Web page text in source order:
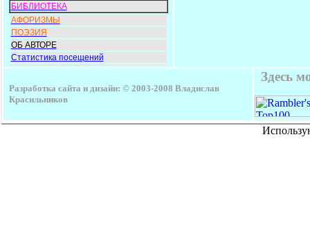
БИБЛИОТЕКА
АФОРИЗМЫ
ПОЭЗИЯ
ОБ АВТОРЕ
Статистика посещений
Разработка сайта и дизайн: © 2003-2008 Владислав
Красильников
Здесь